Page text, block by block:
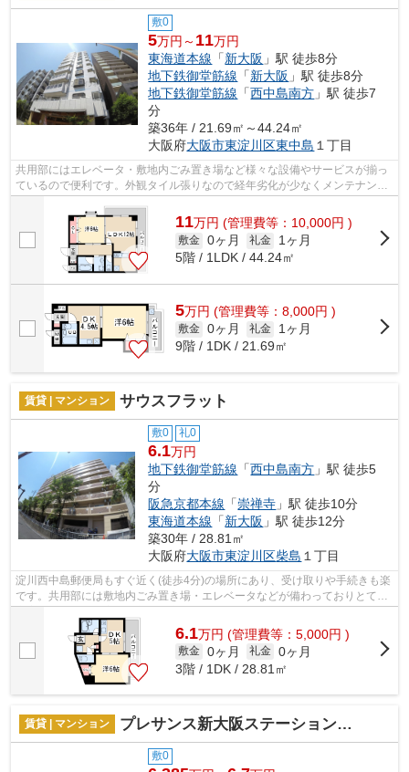
敷0
5万円～ 11万円
東海道本線 「新大阪 」駅 徒歩8分
地下鉄御堂筋線 「新大阪 」駅 徒歩8分
地下鉄御堂筋線 「西中島南方 」駅 徒歩7
分
築36年 / 21.69㎡～44.24㎡
大阪府大阪市東淀川区東中島 １丁目
共用部にはエレベータ・敷地内ごみ置き場など様々な設備やサービスが揃っ
ているので便利です。外観タイル張りなので経年劣化が少なくメンテナンス
がラクな物件です。通風システムが整...
11万円 (管理費等：10,000円 )
敷金 0ヶ月 礼金
1ヶ月
5階 / 1LDK / 44.24㎡
5万円 (管理費等：8,000円 )
敷金 0ヶ月 礼金
1ヶ月
9階 / 1DK / 21.69㎡
賃貸 | マンション サウスフラット
敷0 礼0
6.1万円
地下鉄御堂筋線 「西中島南方 」駅 徒歩5
分
阪急京都本線 「崇禅寺 」駅 徒歩10分
東海道本線 「新大阪 」駅 徒歩12分
築30年 / 28.81㎡
大阪府大阪市東淀川区柴島 １丁目
淀川西中島郵便局もすぐ近く(徒歩4分)の場所にあり、受け取りや手続きも楽
です。共用部には敷地内ごみ置き場・エレベータなどが備わっておりとても
6.1万円 (管理費等：5,000円 )
敷金 0ヶ月 礼金 0ヶ月
3階 / 1DK / 28.81㎡
賃貸 | マンション プレサンス新大阪ステーションフロント
敷0